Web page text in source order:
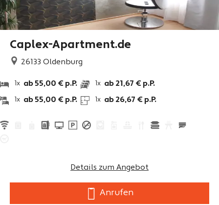
Caplex-Apartment.de
26133 Oldenburg
1x ab 55,00 € p.P.
1x ab 55,00 € p.P.
1x ab 21,67 € p.P.
1x ab 26,67 € p.P.
Details zum Angebot
Anrufen